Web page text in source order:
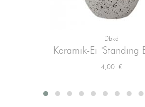
Dbkd
Keramik-Ei "Standing
Preis
4,00 €